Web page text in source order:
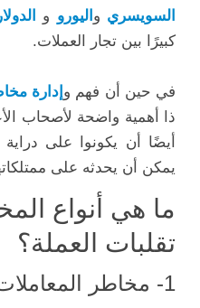
السويسري و اليورو و
كبيرًا بين تجار العملات.
في حين أن فهم و إدارة
ذا أهمية واضحة لأصحاب
أيضًا أن يكونوا على دراية
يمكن أن يحدثه على
ما هي أنواع
تقلبات العملة؟
1- مخاطر المعاملات